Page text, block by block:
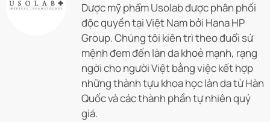
Dược mỹ phẩm Usolab được phân phối
độc quyền tại Việt Nam bởi Hana HP
Group. Chúng tôi kiên trì theo đuổi sứ
mệnh đem đến làn da khoẻ mạnh, rạng
ngời cho người Việt bằng việc kết hợp
những thành tựu khoa học làn da từ Hàn
Quốc và các thành phần tự nhiên quý
giá.